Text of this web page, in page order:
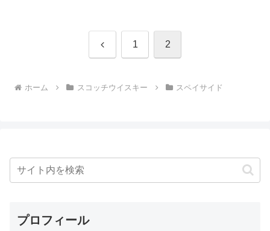
前 1 2
ホーム スコッチウイスキー スペイサイド
プロフィール